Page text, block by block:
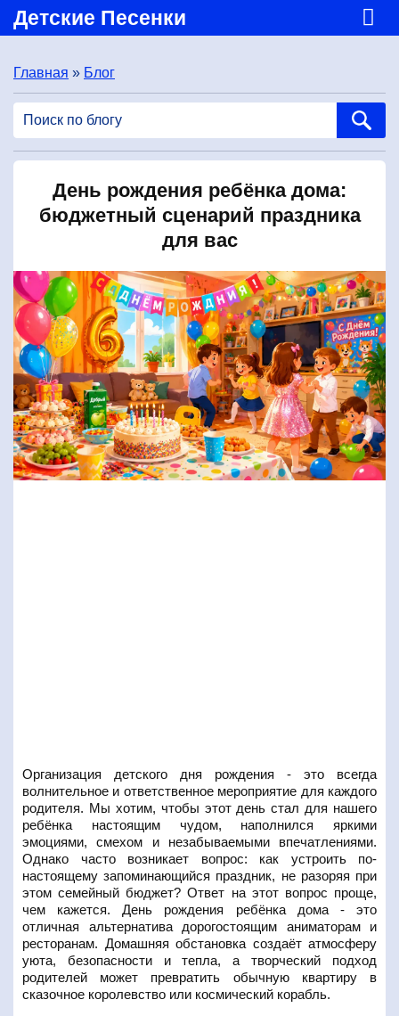
Детские Песенки
Главная » Блог
День рождения ребёнка дома:
бюджетный сценарий праздника
для вас
Организация детского дня рождения - это всегда
волнительное и ответственное мероприятие для каждого
родителя. Мы хотим, чтобы этот день стал для нашего
ребёнка настоящим чудом, наполнился яркими
эмоциями, смехом и незабываемыми впечатлениями.
Однако часто возникает вопрос: как устроить по-
настоящему запоминающийся праздник, не разоряя при
этом семейный бюджет? Ответ на этот вопрос проще,
чем кажется. День рождения ребёнка дома - это
отличная альтернатива дорогостоящим аниматорам и
ресторанам. Домашняя обстановка создаёт атмосферу
уюта, безопасности и тепла, а творческий подход
родителей может превратить обычную квартиру в
сказочное королевство или космический корабль.